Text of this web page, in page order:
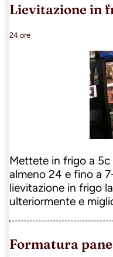
lievitazione in
24 ore
Mettete in frigo a 5c
almeno 24 e fino a
lievitazione in frigo
ulteriormente e
formatura pane